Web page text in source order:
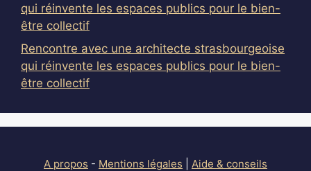
qui réinvente les espaces publics pour le bien-
être collectif
Rencontre avec une architecte strasbourgeoise
qui réinvente les espaces publics pour le bien-
être collectif
A propos - Mentions légales
Aide & conseils